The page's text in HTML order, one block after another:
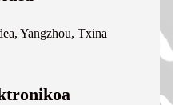
Yangzhou, Txina